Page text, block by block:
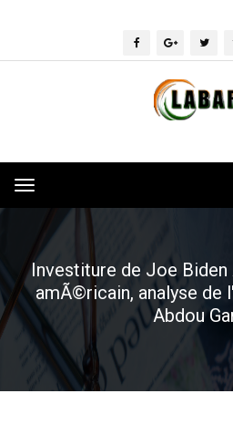
Toggle
navigation
Investiture de Joe
amÃ©ricain, analyse de
Abdou